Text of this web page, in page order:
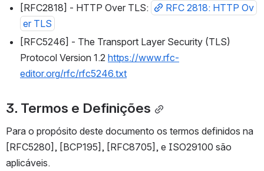
[RFC2818] - HTTP Over TLS:
RFC 2818: HTTP Ov
er TLS
[RFC5246] - The Transport Layer Security (TLS)
Protocol Version 1.2 https://www.rfc-
editor.org/rfc/rfc5246.txt
3. Termos e Definições
Para o propósito deste documento os termos definidos na
[RFC5280], [BCP195], [RFC8705], e ISO29100 são
aplicáveis.